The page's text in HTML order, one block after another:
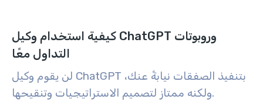
كيفية استخدام وكيل ChatGPT وروبوتات
التداول معًا
لن يقوم وكيل ChatGPT بتنفيذ الصفقات نيابةً عنك،
ولكنه ممتاز لتصميم الاستراتيجيات وتنقيحها.